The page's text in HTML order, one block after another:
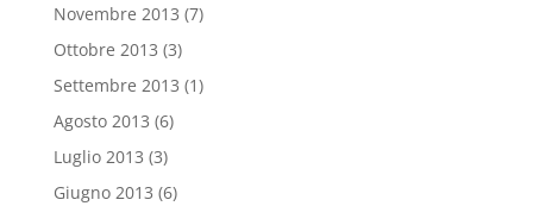
Novembre 2013 (7)
Ottobre 2013 (3)
Settembre 2013 (1)
Agosto 2013 (6)
Luglio 2013 (3)
Giugno 2013 (6)